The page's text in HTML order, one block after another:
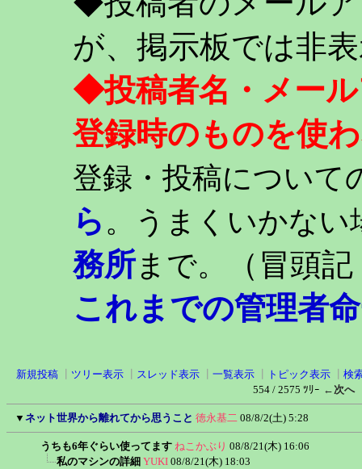
が、掲示板では非
◆投稿者名・メー
登録時のものを使
登録・投稿について
ら。うまくいかない
務所まで。 （冒
これまでの管理者
新規投稿 ツリー表示 スレッド表示 一覧表示 トピック表示
検
554 / 2575 ﾂﾘｰ ←次へ
▼ ネット世界から離れてから思うこと 徳永基二 08/8/2(土) 5:28
うちも6年ぐらい使ってます ねこかぶり 08/8/21(木) 16:06
私のマシンの詳細 YUKI 08/8/21(木) 18:03